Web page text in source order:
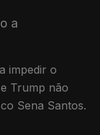
a
impedir o
Trump não
Sena Santos.